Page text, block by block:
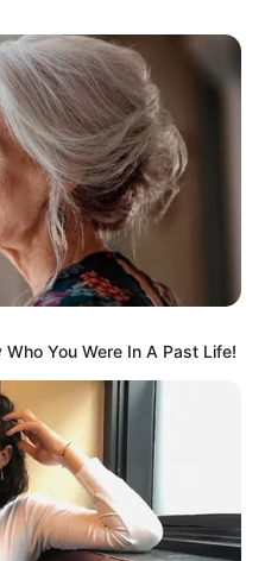
You Were In A Past Life!